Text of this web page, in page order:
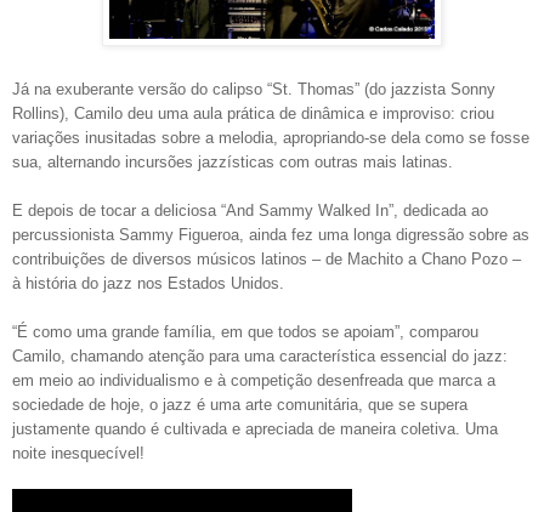
Já na exuberante versão do calipso “St. Thomas” (do jazzista Sonny
Rollins), Camilo deu uma aula prática de dinâmica e improviso: criou
variações inusitadas sobre a melodia, apropriando-se dela como se fosse
sua, alternando incursões jazzísticas com outras mais latinas.
E depois de tocar a deliciosa “And Sammy Walked In”, dedicada ao
percussionista Sammy Figueroa, ainda fez uma longa digressão sobre as
contribuições de diversos músicos latinos – de Machito a Chano Pozo –
à história do jazz nos Estados Unidos.
“É como uma grande família, em que todos se apoiam”, comparou
Camilo, chamando atenção para uma característica essencial do jazz:
em meio ao individualismo e à competição desenfreada que marca a
sociedade de hoje, o jazz é uma arte comunitária, que se supera
justamente quando é cultivada e apreciada de maneira coletiva. Uma
noite inesquecível!